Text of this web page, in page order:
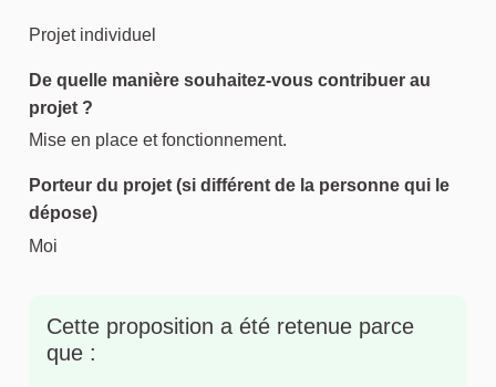
Projet individuel
De quelle manière souhaitez-vous contribuer au
projet ?
Mise en place et fonctionnement.
Porteur du projet (si différent de la personne qui le
dépose)
Moi
Cette proposition a été retenue parce
que :